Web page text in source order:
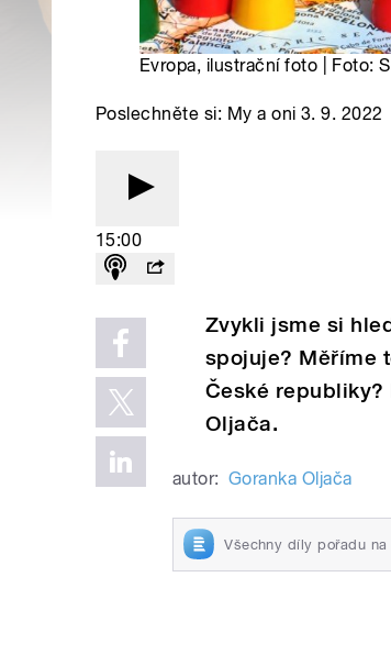
Evropa, ilustrační foto | Foto:
Poslechněte si: My a oni 3. 9. 2022
15:00
Zvykli jsme si
spojuje? Měříme
České republiky?
Oljača.
autor: Goranka Oljača
Všechny díly pořadu na